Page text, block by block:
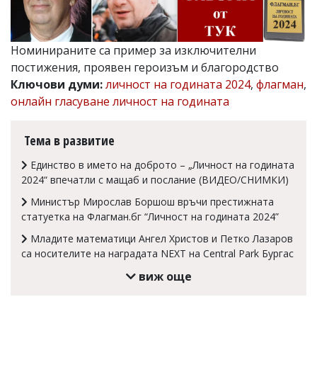
Главен
редактор:
Иван
Колев,
email:
office@flagman.bg
Коментарите
статиите
въвеждат
читателите
редакцията
носи
отговорност
Номинираните са пример за изключителни
постижения, проявен героизъм и благородство
Ключови думи:личност на годината 2024, флагман,
онлайн гласуване личност на годината
Тема в развитие
Единство в името на доброто – „Личност на годината
2024“ впечатли с мащаб и послание (ВИДЕО/СНИМКИ)
Министър Мирослав Боршош връчи престижната
статуетка на Флагман.бг “Личност на годината 2024”
Младите математици Ангел Христов и Петко Лазаров
са носителите на наградата NEXT на Central Park Бургас
виж още